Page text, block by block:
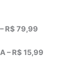
R$ 79,99
– R$ 15,99